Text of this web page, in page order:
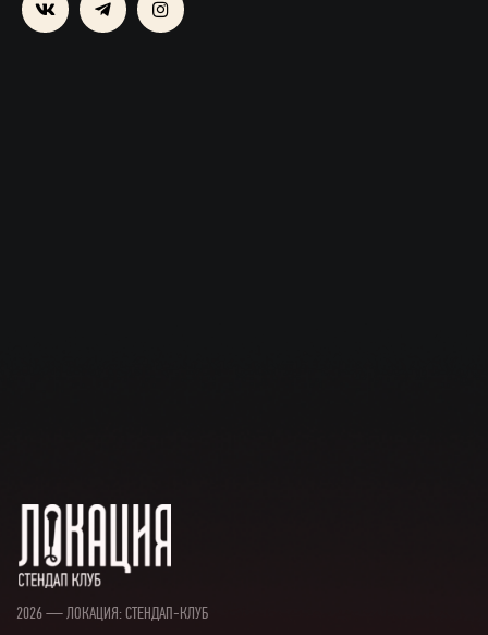
2026 — ЛОКАЦИЯ: СТЕНДАП-КЛУБ